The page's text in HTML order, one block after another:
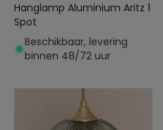
Hanglamp Aluminium Aritz 1
Spot
Beschikbaar, levering
binnen 48/72 uur